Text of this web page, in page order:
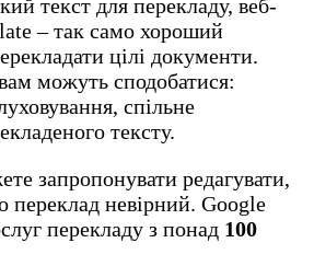
текст для перекладу, веб-
– так само хороший
цілі документи.
можуть сподобатися:
спільне
тексту.
запропонувати редагувати,
переклад невірний. Google
перекладу з понад 100